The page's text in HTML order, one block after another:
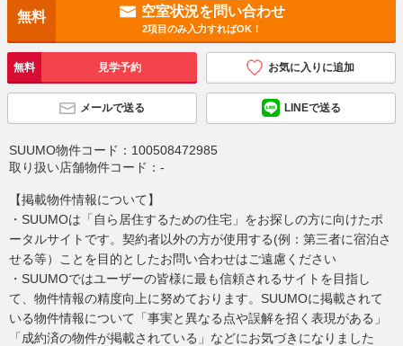
無料 空室状況を問い合わせ
2項目のみ入力すればOK！
無料 見学予約 お気に入りに追加
メールで送る LINEで送る
SUUMO物件コード： 100508472985
取り扱い店舗物件コード： -
【掲載物件情報について】
・SUUMOは「自ら居住するための住宅」をお探しの方に向けたポ
ータルサイトです。契約者以外の方が使用する(例：第三者に宿泊さ
せる等）ことを目的としたお問い合わせはご遠慮ください
・SUUMOではユーザーの皆様に最も信頼されるサイトを目指し
て、物件情報の精度向上に努めております。SUUMOに掲載されて
いる物件情報について「事実と異なる点や誤解を招く表現がある」
「成約済の物件が掲載されている」などにお気づきになりました